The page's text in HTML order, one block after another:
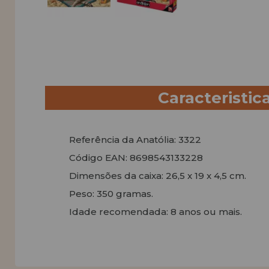
Referência da Anatólia: 3322
Código EAN: 8698543133228
Dimensões da caixa: 26,5 x 19 x 4,5 cm.
Peso: 350 gramas.
Idade recomendada: 8 anos ou mais.